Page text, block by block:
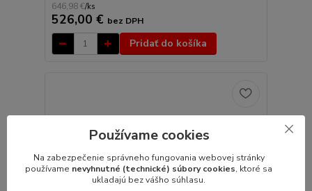
646,98 €/ks
526,00 € bez DPH
Pridať do košíka
Používame cookies
Na zabezpečenie správneho fungovania webovej stránky
používame nevyhnutné (technické) súbory cookies, ktoré sa
ukladajú bez vášho súhlasu.